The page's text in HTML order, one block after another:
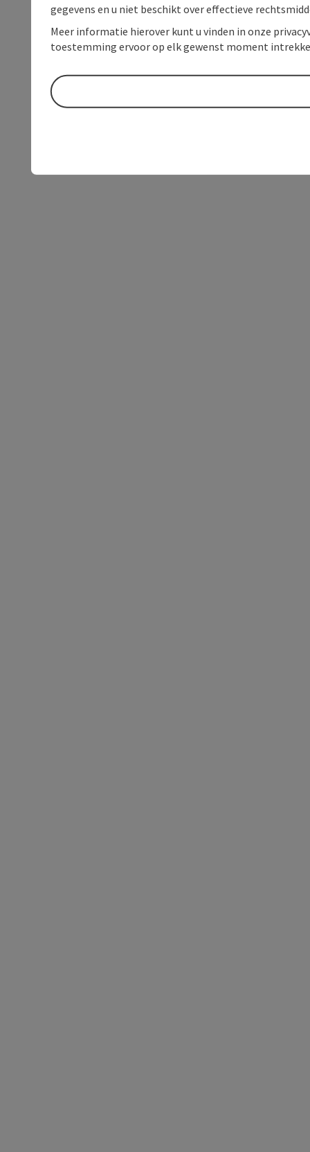
gegevens en u niet beschikt over effectieve
Meer informatie hierover kunt u vinden in onze
toestemming ervoor op elk gewenst moment